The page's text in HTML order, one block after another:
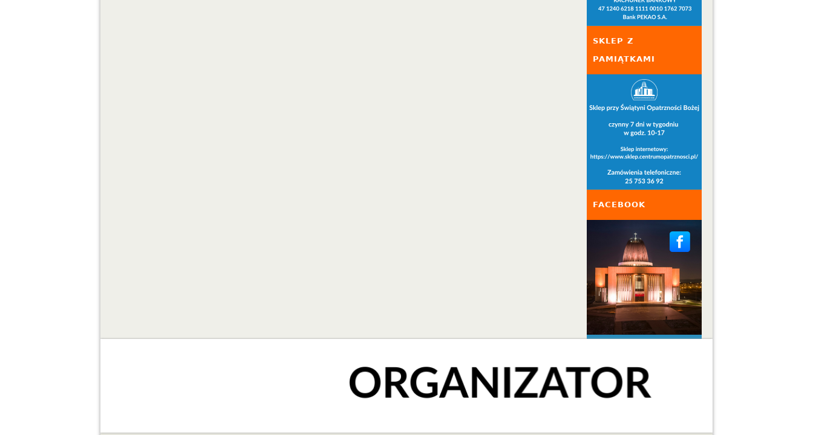
SKLEP Z
PAMIĄTKAMI
FACEBOOK